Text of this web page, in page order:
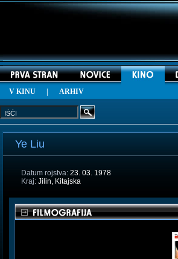
V KINU ARHIV
Ye Liu
Datum rojstva: 23. 03. 1978
Kraj: Jilin, Kitajska